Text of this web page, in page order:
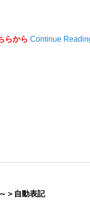
らから Continue
＞自動表記